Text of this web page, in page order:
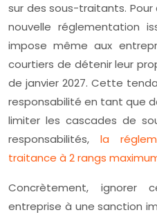
sur des sous-traitants.
nouvelle réglementation
impose même aux
courtiers de détenir leur
de janvier 2027. Cette
responsabilité en tant que
limiter les cascades de
responsabilités, la
traitance à 2 rangs
Concrètement, ignorer
entreprise à une sanction